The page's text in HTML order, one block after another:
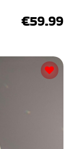
€59.99